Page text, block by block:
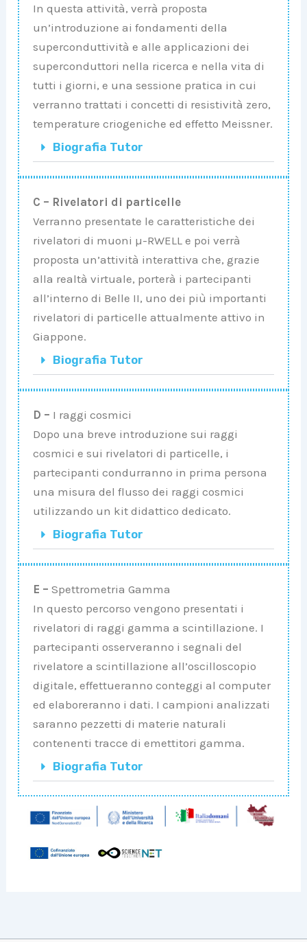
In questa attività, verrà proposta
un’introduzione ai fondamenti della
superconduttività e alle applicazioni dei
superconduttori nella ricerca e nella vita di
tutti i giorni, e una sessione pratica in cui
verranno trattati i concetti di resistività zero,
temperature criogeniche ed effetto Meissner.
Biografia Tutor
C – Rivelatori di particelle
Verranno presentate le caratteristiche dei
rivelatori di muoni µ-RWELL e poi verrà
proposta un’attività interattiva che, grazie
alla realtà virtuale, porterà i partecipanti
all’interno di Belle II, uno dei più importanti
rivelatori di particelle attualmente attivo in
Giappone.
Biografia Tutor
D – I raggi cosmici
Dopo una breve introduzione sui raggi
cosmici e sui rivelatori di particelle, i
partecipanti condurranno in prima persona
una misura del flusso dei raggi cosmici
utilizzando un kit didattico dedicato.
Biografia Tutor
E –Spettrometria Gamma
In questo percorso vengono presentati i
rivelatori di raggi gamma a scintillazione. I
partecipanti osserveranno i segnali del
rivelatore a scintillazione all’oscilloscopio
digitale, effettueranno conteggi al computer
ed elaboreranno i dati. I campioni analizzati
saranno pezzetti di materie naturali
contenenti tracce di emettitori gamma.
Biografia Tutor